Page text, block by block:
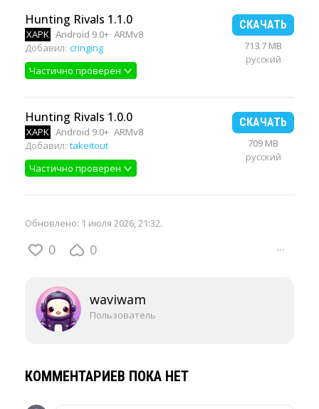
Hunting Rivals 1.1.0
XAPK Android 9.0+ ARMv8
Добавил: cringing
Частично проверен
СКАЧАТЬ
713.7 MB
русский
Hunting Rivals 1.0.0
XAPK Android 9.0+ ARMv8
Добавил: takeitout
Частично проверен
СКАЧАТЬ
709 MB
русский
Обновлено: 1 июля 2026, 21:32.
0 0 ···
waviwam
Пользователь
КОММЕНТАРИЕВ ПОКА НЕТ